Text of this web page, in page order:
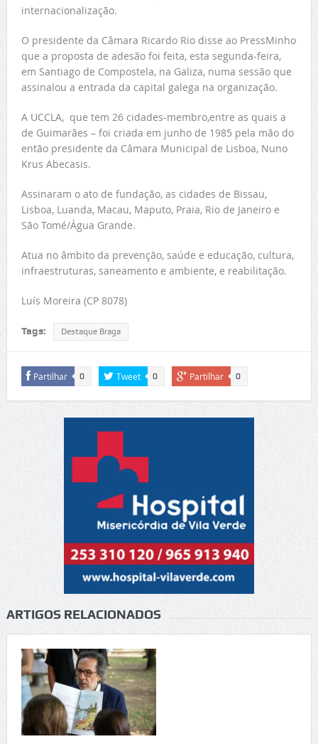
internacionalização.
O presidente da Câmara Ricardo Rio disse ao PressMinho
que a proposta de adesão foi feita, esta segunda-feira,
em Santiago de Compostela, na Galiza, numa sessão que
assinalou a entrada da capital galega na organização.
A UCCLA, que tem 26 cidades-membro,entre as quais a
de Guimarães – foi criada em junho de 1985 pela mão do
então presidente da Câmara Municipal de Lisboa, Nuno
Krus Abecasis.
Assinaram o ato de fundação, as cidades de Bissau,
Lisboa, Luanda, Macau, Maputo, Praia, Rio de Janeiro e
São Tomé/Água Grande.
Atua no âmbito da prevenção, saúde e educação, cultura,
infraestruturas, saneamento e ambiente, e reabilitação.
Luís Moreira (CP 8078)
Tags: Destaque Braga
Partilhar 0 Tweet 0 Partilhar 0
ARTIGOS RELACIONADOS